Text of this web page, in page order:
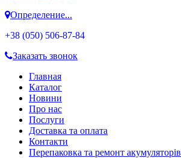
Определение...
+38 (050) 506-87-84
Заказать звонок
Главная
Каталог
Новини
Про нас
Послуги
Доставка та оплата
Контакти
Перепаковка та ремонт акумуляторів